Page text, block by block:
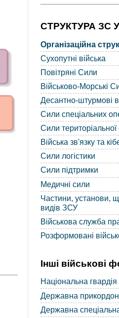
СТРУКТУРА ЗС
Організаційна
Сухопутні війська
Повітряні Сили
Військово-Морські
Десантно-штурмові
Сили спеціальних
Сили
Війська зв'язку та
Сили логістики
Сили підтримки
Медичні сили
Частини, установи,
видів ЗСУ
Військова служба
Розформовані
Інші військові
Національна гвардія
Державна
Державна